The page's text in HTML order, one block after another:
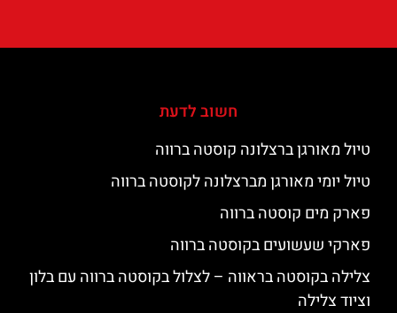
חשוב לדעת
טיול מאורגן ברצלונה קוסטה ברווה
טיול יומי מאורגן מברצלונה לקוסטה ברווה
פארק מים קוסטה ברווה
פארקי שעשועים בקוסטה ברווה
צלילה בקוסטה בראווה – לצלול בקוסטה ברווה עם בלון
וציוד צלילה